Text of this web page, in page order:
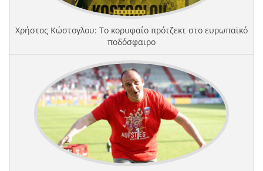
Χρήστος Κώστογλου: Το κορυφαίο πρότζεκτ στο ευρωπαϊκό
ποδόσφαιρο